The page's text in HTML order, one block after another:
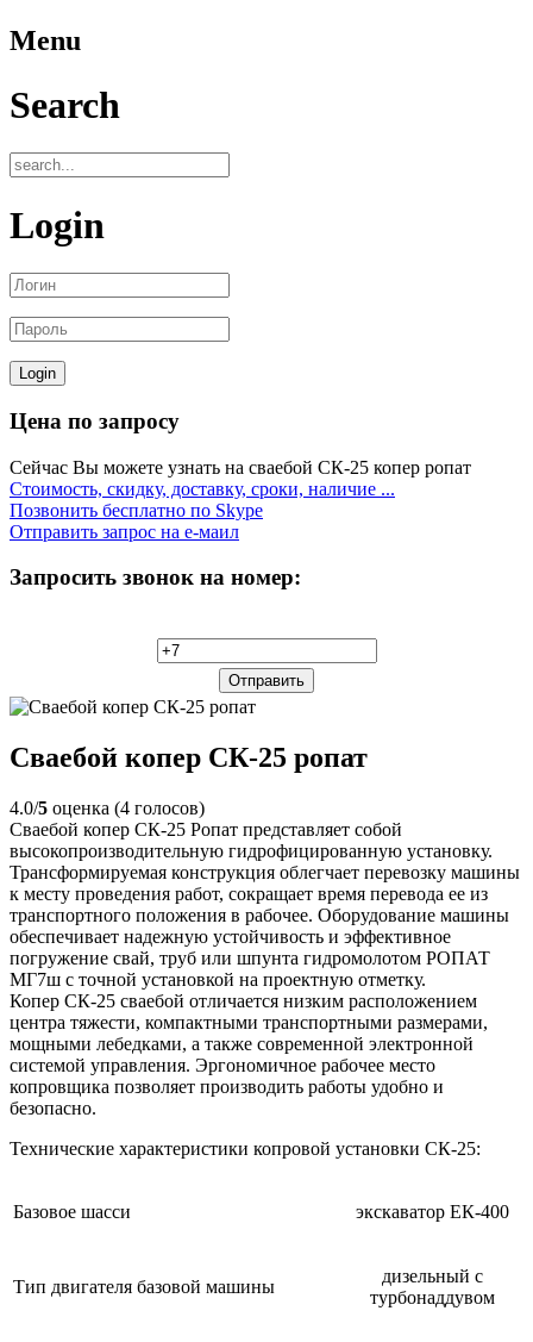
Menu
Search
Login
Цена по запросу
Сейчас Вы можете узнать на сваебой СК-25 копер ропат
Стоимость, скидку, доставку, сроки, наличие ...
Позвонить бесплатно по Skype
Отправить запрос на е-маил
Запросить звонок на номер:
Сваебой копер СК-25 ропат
4.0/5 оценка (4 голосов)
Сваебой копер СК-25 Ропат представляет собой
высокопроизводительную гидрофицированную установку.
Трансформируемая конструкция облегчает перевозку машины
к месту проведения работ, сокращает время перевода ее из
транспортного положения в рабочее. Оборудование машины
обеспечивает надежную устойчивость и эффективное
погружение свай, труб или шпунта гидромолотом РОПАТ
МГ7ш с точной установкой на проектную отметку.
Копер СК-25 сваебой отличается низким расположением
центра тяжести, компактными транспортными размерами,
мощными лебедками, а также современной электронной
системой управления. Эргономичное рабочее место
копровщика позволяет производить работы удобно и
безопасно.
Технические характеристики копровой установки СК-25:
Базовое шасси экскаватор ЕК-400
Тип двигателя базовой машины
дизельный с
турбонаддувом